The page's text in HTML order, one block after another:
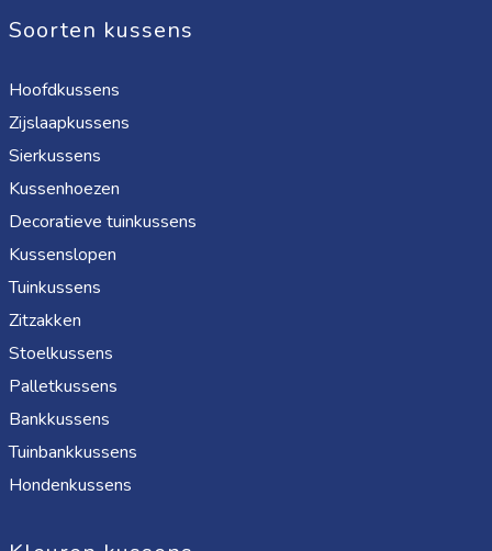
Soorten kussens
Hoofdkussens
Zijslaapkussens
Sierkussens
Kussenhoezen
Decoratieve tuinkussens
Kussenslopen
Tuinkussens
Zitzakken
Stoelkussens
Palletkussens
Bankkussens
Tuinbankkussens
Hondenkussens